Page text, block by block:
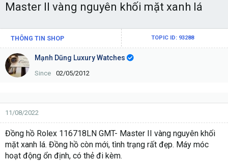
Master II vàng nguyên khối mặt xanh lá
THÔNG TIN SHOP TOPIC ID: 93288
Mạnh Dũng Luxury Watches
Since 02/05/2012
11/08/2022
Đồng hồ Rolex 116718LN GMT- Master II vàng nguyên khối
mặt xanh lá. Đồng hồ còn mới, tình trạng rất đẹp. Máy móc
hoạt động ổn định, có thẻ đi kèm.